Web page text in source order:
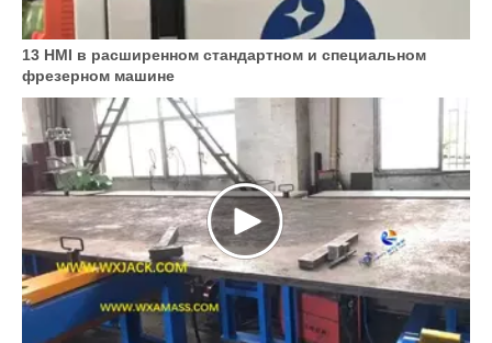
13 HMI в расширенном стандартном и специальном
фрезерном машине